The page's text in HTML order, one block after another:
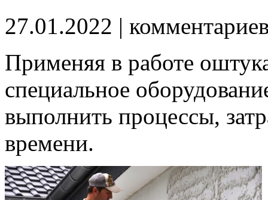
27.01.2022 |
Применяя в работе
специальное
выполнить процессы,
времени.